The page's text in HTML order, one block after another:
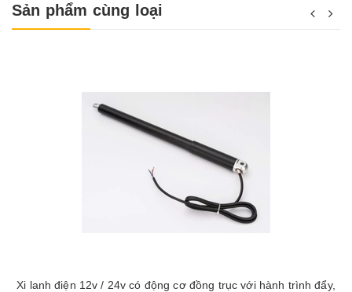
Sản phẩm cùng loại
Xi lanh điện 12v / 24v có động cơ đồng trục với hành trình đẩy,